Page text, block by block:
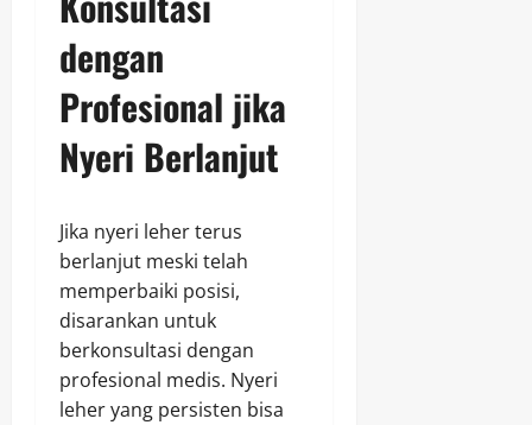
dengan
Profesional jika
Nyeri Berlanjut
Jika nyeri leher terus
berlanjut meski telah
memperbaiki posisi,
disarankan untuk
berkonsultasi dengan
profesional medis. Nyeri
leher yang persisten bisa